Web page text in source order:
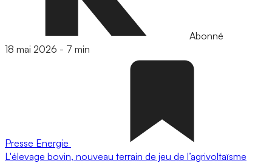
Abonné
18 mai 2026 - 7 min
Presse Energie
L'élevage bovin, nouveau terrain de jeu de l’agrivoltaïsme